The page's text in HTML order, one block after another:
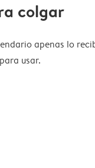
colgar
apenas lo
usar.